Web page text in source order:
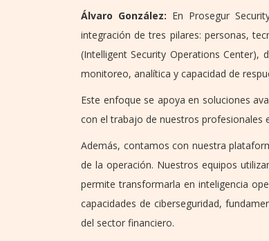
Álvaro González: En Prosegur
integración de tres pilares: personas,
(Intelligent Security Operations
monitoreo, analítica y capacidad de
Este enfoque se apoya en soluciones
con el trabajo de nuestros profesionales
Además, contamos con nuestra
de la operación. Nuestros equipos
permite transformarla en inteligencia
capacidades de ciberseguridad,
del sector financiero.